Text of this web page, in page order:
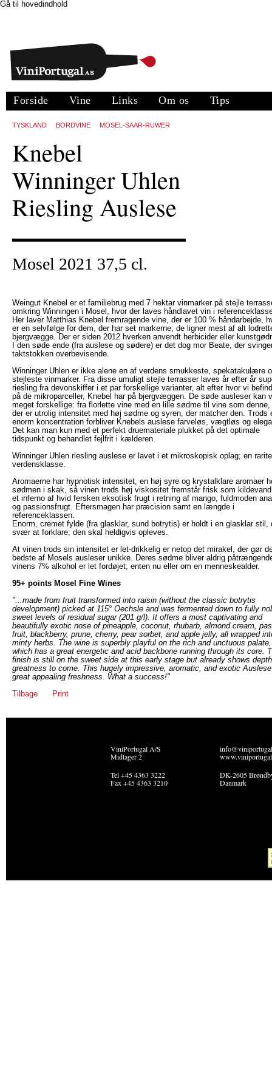
Gå til hovedindhold
Forside Vine Links Om os Tips
TYSKLAND BORDVINE MOSEL-SAAR-RUWER
Knebel
Winninger Uhlen
Riesling Auslese
Mosel 2021 37,5 cl.
Weingut Knebel er et familiebrug med 7 hektar vinmarker på stejle
omkring Winningen i Mosel, hvor der laves håndlavet vin i
Her laver Matthias Knebel fremragende vine, der er 100 % håndarbejde,
er en selvfølge for dem, der har set markerne; de ligner mest af alt
bjergvægge. Der er siden 2012 hverken anvendt herbicider eller
I den søde ende (fra auslese og sødere) er det dog mor Beate, der
taktstokken overbevisende.
Winninger Uhlen er ikke alene en af verdens smukkeste, spekatakulære
stejleste vinmarker. Fra disse umuligt stejle terrasser laves år efter år
riesling fra devonskiffer i et par forskellige varianter, alt efter hvor vi
på de mikroparceller, Knebel har på bjergvæggen. De søde ausleser kan
meget forskellige: fra florlette vine med en lille sødme til vine som denne,
der er utrolig intensitet med høj sødme og syren, der matcher den. Trods
enorm koncentration forbliver Knebels auslese farveløs, vægtløs og
Det kan man kun med et perfekt druemateriale plukket på det optimale
tidspunkt og behandlet fejlfrit i kælderen.
Winninger Uhlen riesling auslese er lavet i et mikroskopisk oplag; en
verdensklasse.
Aromaerne har hypnotisk intensitet, en høj syre og krystalklare aromaer
sødmen i skak, så vinen trods høj viskositet fremstår frisk som
et inferno af hvid fersken eksotisk frugt i retning af mango, fuldmoden
og passionsfrugt. Eftersmagen har præcision samt en længde i
referenceklassen.
Enorm, cremet fylde (fra glasklar, sund botrytis) er holdt i en glasklar stil,
svær at forklare; den skal heldigvis opleves.
At vinen trods sin intensitet er let-drikkelig er netop det mirakel, der gør
bedste af Mosels ausleser unikke. Deres sødme bliver aldrig
vinens 7% alkohol er let fordøjet; enten nu eller om en menneskealder.
95+ points Mosel Fine Wines
"...made from fruit transformed into raisin (without the classic botrytis
development) picked at 115° Oechsle and was fermented down to fully
sweet levels of residual sugar (201 g/l). It offers a most captivating and
beautifully exotic nose of pineapple, coconut, rhubarb, almond cream,
fruit, blackberry, prune, cherry, pear sorbet, and apple jelly, all wrapped
minty herbs. The wine is superbly playful on the rich and unctuous palate,
which has a great energetic and acid backbone running through its core.
finish is still on the sweet side at this early stage but already shows
greatness to come. This hugely impressive, aromatic, and exotic
great appealing freshness. What a success!"
Tilbage
Print
ViniPortugal A/S
Midtager 2
Tel +45 4363 3222
Fax +45 4363 3210
DK-2605
Danmark